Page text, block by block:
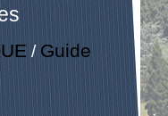
/ Guide